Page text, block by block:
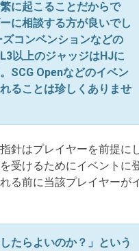
に起こることだからで
に相談する方が良いでし
コンベンションなどの
以上のジャッジはHJに
SCG Openなどのイベン
ることは珍しくありませ
針はプレイヤーを前提に
受けるためにイベントに
る前に当該プレイヤーが
たらよいのか？」という